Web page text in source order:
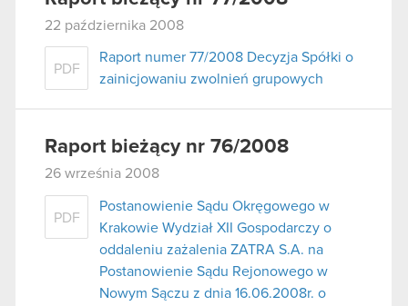
22 października 2008
PDF
Raport numer 77/2008 Decyzja Spółki o
zainicjowaniu zwolnień grupowych
Raport bieżący nr 76/2008
26 września 2008
PDF
Postanowienie Sądu Okręgowego w
Krakowie Wydział XII Gospodarczy o
oddaleniu zażalenia ZATRA S.A. na
Postanowienie Sądu Rejonowego w
Nowym Sączu z dnia 16.06.2008r. o